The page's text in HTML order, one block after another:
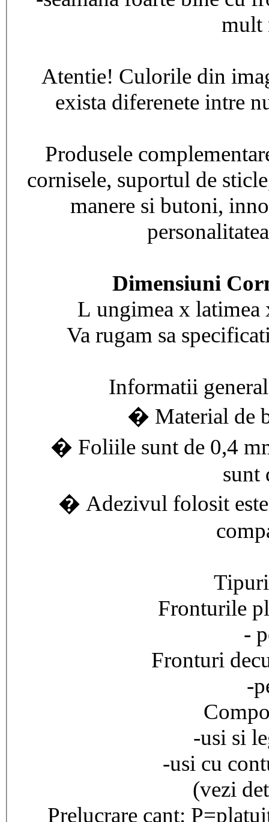
mult
Atentie! Culorile din
exista diferenete intre
Produsele
cornisele, suportul de
manere si butoni,
Dimensiuni
L ungimea x
Va rugam sa
Informatii
� Material de
� Foliile sunt de 0,4
sunt
� Adezivul folosit este
Fronturile
-
Fronturi
-
-usi si
-usi cu
(vezi
Prelucrare cant: